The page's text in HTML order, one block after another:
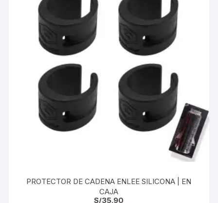
PROTECTOR DE CADENA ENLEE SILICONA | EN
CAJA
S/35.90